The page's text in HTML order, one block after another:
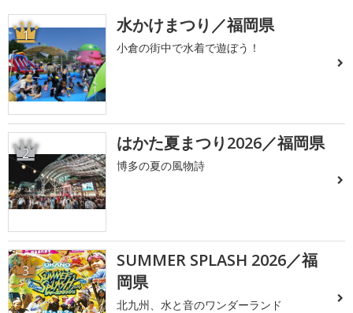
1 水かけまつり／福岡県
小倉の街中で水着で遊ぼう！
2 はかた夏まつり2026／福岡県
博多の夏の風物詩
3
SUMMER SPLASH 2026／福
岡県
北九州、水と音のワンダーランド